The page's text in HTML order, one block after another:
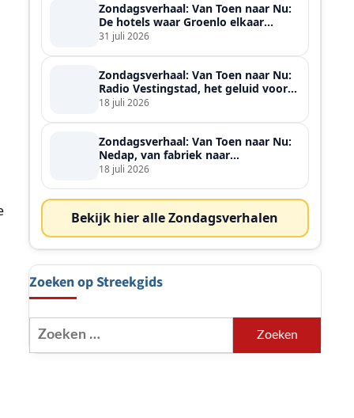
Zondagsverhaal: Van Toen naar Nu:
De hotels waar Groenlo elkaar
ontmoette
31 juli 2026
Zondagsverhaal: Van Toen naar Nu:
Radio Vestingstad, het geluid voor
heel de streek
18 juli 2026
Zondagsverhaal: Van Toen naar Nu:
Nedap, van fabriek naar
wereldspeler
18 juli 2026
Bekijk hier alle Zondagsverhalen
Zoeken op Streekgids
Zoeken
naar: